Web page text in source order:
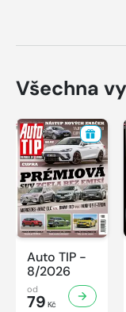
Všechna
Auto TIP -
8/2026
od
79 Kč